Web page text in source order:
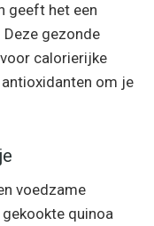
geeft het een
gezonde
calorierijke
om je
voedzame
quinoa